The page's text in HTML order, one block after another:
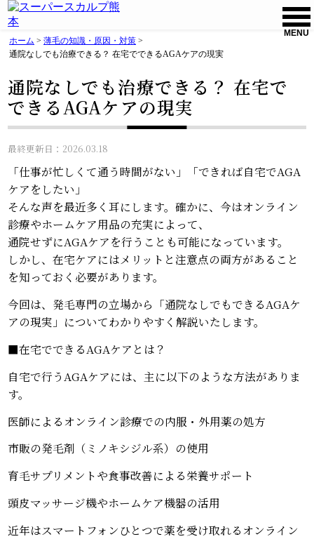
MENU
ホーム >薄毛の知識・原因・対策 >
通院なしでも治療できる？ 在宅でできるAGAケアの現実
通院なしでも治療できる？ 在宅で
できるAGAケアの現実
最終更新日：2026.03.18
「仕事が忙しくて通う時間がない」「できれば自宅でAGA
ケアをしたい」
そんな声を最近多く耳にします。確かに、今はオンライン
診療やホームケア用品の充実によって、
通院せずにAGAケアを行うことも可能になっています。
しかし、在宅ケアにはメリットと注意点の両方があること
を知っておく必要があります。
今回は、発毛専門の立場から「通院なしでもできるAGAケ
アの現実」についてわかりやすく解説いたします。
■在宅でできるAGAケアとは？
自宅で行うAGAケアには、主に以下のような方法がありま
す。
医師によるオンライン診療での内服・外用薬の処方
市販の発毛剤（ミノキシジル系）の使用
育毛サプリメントや食事改善による栄養サポート
頭皮マッサージ機やホームケア機器の活用
近年はスマートフォンひとつで薬を受け取れるオンライン